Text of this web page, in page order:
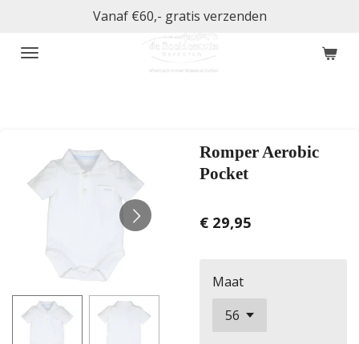
naar
Vanaf €60,- gratis verzenden
Romper Aerobic
Pocket
€ 29,95
Maat